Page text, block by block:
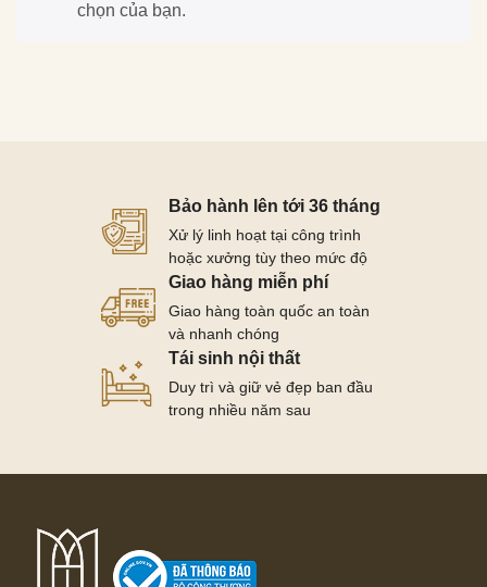
chọn của bạn.
Bảo hành lên tới 36 tháng
Xử lý linh hoạt tại công trình
hoặc xưởng tùy theo mức độ
Giao hàng miễn phí
Giao hàng toàn quốc an toàn
và nhanh chóng
Tái sinh nội thất
Duy trì và giữ vẻ đẹp ban đầu
trong nhiều năm sau